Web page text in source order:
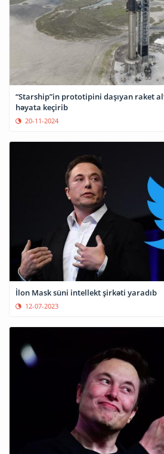
“Starship”in prototipini daşıyan raket
həyata keçirib
20-11-2024
İlon Mask süni intellekt şirkəti yaradıb
12-07-2023